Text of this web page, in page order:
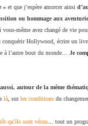
» et que j’espère amorcer ainsi
ou hommage aux
même avez changé de vie
conquérir Hollywood, écrire un
à l’autre bout du monde… Je
autour de la même
là , surles conditions du
qu'ils sont vécus ... tout un